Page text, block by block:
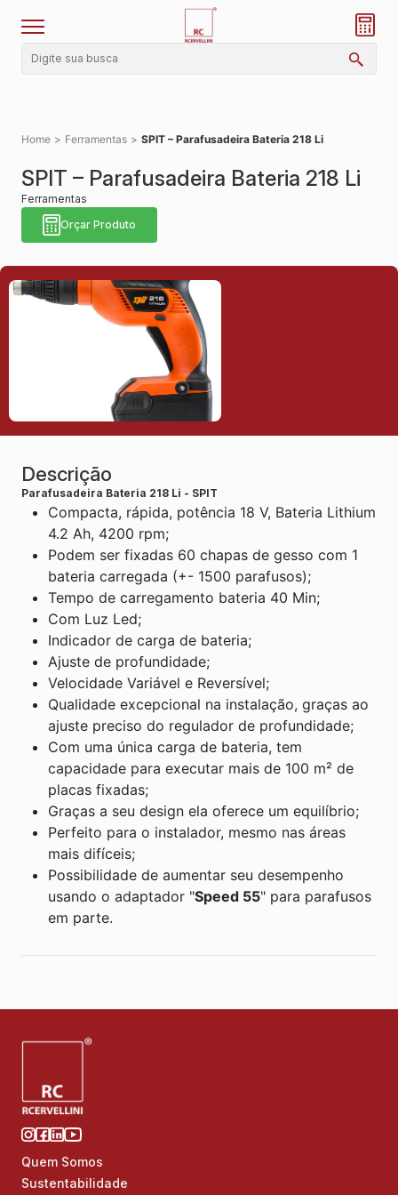
Home > Ferramentas > SPIT – Parafusadeira Bateria 218 Li
SPIT – Parafusadeira Bateria 218 Li
Ferramentas
Orçar Produto
Descrição
Parafusadeira Bateria 218 Li - SPIT
Compacta, rápida, potência 18 V, Bateria Lithium
4.2 Ah, 4200 rpm;
Podem ser fixadas 60 chapas de gesso com 1
bateria carregada (+- 1500 parafusos);
Tempo de carregamento bateria 40 Min;
Com Luz Led;
Indicador de carga de bateria;
Ajuste de profundidade;
Velocidade Variável e Reversível;
Qualidade excepcional na instalação, graças ao
ajuste preciso do regulador de profundidade;
Com uma única carga de bateria, tem
capacidade para executar mais de 100 m² de
placas fixadas;
Graças a seu design ela oferece um equilíbrio;
Perfeito para o instalador, mesmo nas áreas
mais difíceis;
Possibilidade de aumentar seu desempenho
usando o adaptador "Speed 55" para parafusos
em parte.
Quem Somos
Sustentabilidade